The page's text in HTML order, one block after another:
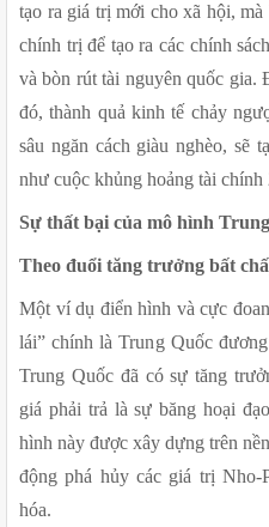
tạo ra giá trị mới cho xã hội,
chính trị để tạo ra các chính
và bòn rút tài nguyên quốc
đó, thành quả kinh tế chảy
sâu ngăn cách giàu nghèo, sẽ
như cuộc khủng hoảng tài
Sự thất bại của mô hình
Theo đuổi tăng trưởng bất
Một ví dụ điển hình và cực
lái” chính là Trung Quốc
Trung Quốc đã có sự tăng
giá phải trả là sự băng hoại
hình này được xây dựng trên
động phá hủy các giá trị Nho-
hóa.